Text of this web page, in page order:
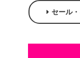
セール